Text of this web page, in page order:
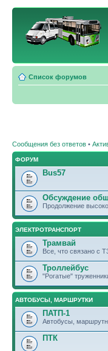
Список форумов
Сообщения без ответов •
ФОРУМ
Bus57
Обсуждение
Продолжение
ЭЛЕКТРОТРАНСПОРТ
Трамвай
Все, что связано с
Троллейбус
"Рогатые"
АВТОБУСЫ, МАРШРУТКИ
ПАТП-1
Автобусы,
ПТК